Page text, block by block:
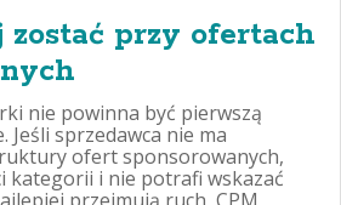
przy ofertach
nie powinna być pierwszą
Jeśli sprzedawca nie ma
ofert sponsorowanych,
kategorii i nie potrafi wskazać